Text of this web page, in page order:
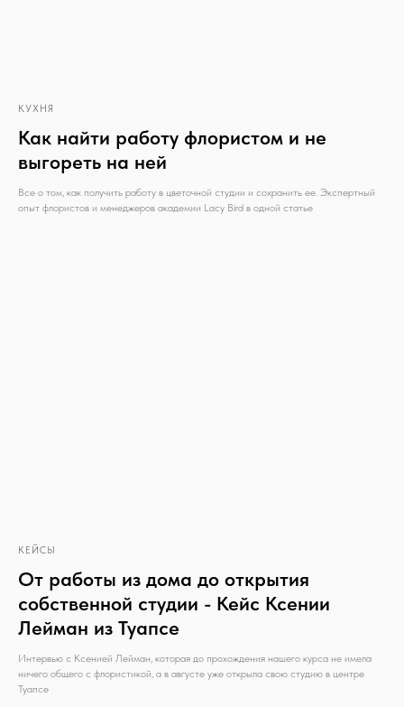
КУХНЯ
Как найти работу флористом и не
выгореть на ней
Все о том, как получить работу в цветочной студии и сохранить ее. Экспертный
опыт флористов и менеджеров академии Lacy Bird в одной статье
КЕЙСЫ
От работы из дома до открытия
собственной студии - Кейс Ксении
Лейман из Туапсе
Интервью с Ксенией Лейман, которая до прохождения нашего курса не имела
ничего общего с флористикой, а в августе уже открыла свою студию в центре
Туапсе